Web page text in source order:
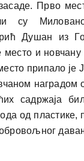
Прво
су
Душан из
место и
припало је
наградом
садржаја
од пластике,